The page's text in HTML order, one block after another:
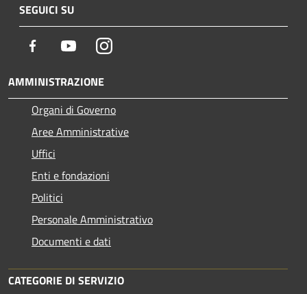
SEGUICI SU
Facebook YoutubeInstagram
AMMINISTRAZIONE
Organi di Governo
Aree Amministrative
Uffici
Enti e fondazioni
Politici
Personale Amministrativo
Documenti e dati
CATEGORIE DI SERVIZIO